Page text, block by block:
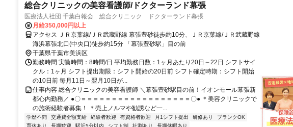
総合クリニックの美容看護師/ドクターランド幕張
医療法人社団 千葉白報会 総合クリニック ドクターランド幕張
月給350,000円以上
アクセス ＪＲ京葉線/ＪＲ武蔵野線 幕張豊砂徒歩約10分、ＪＲ京葉線/ＪＲ武蔵野線
海浜幕張北口(中央口)徒歩約15分 「幕張豊砂駅」目の前
千葉県千葉市美浜区
勤務時間 実働時間：8時間/日 平均勤務日数：1ヶ月あたり20日～22日 シフトサイ
クル：1ヶ月 シフト提出期限：シフト開始の20日前 シフト確定時期：シフト開始
の10日前 毎月11日～翌月10日が...
仕事内容 総合クリニックの美容看護師 ＼幕張豊砂駅目の前！イオンモール幕張新
都心内勤務／ ●〇＝＝＝＝＝＝＝＝＝＝＝＝＝＝＝＝＝＝〇● ＊美容クリニックで
の施術経験者募集！ ＊売上ノルマや勧誘など一...
学歴不問 交通費全額支給 経験者歓迎 有資格者歓迎 月1シフト提出 研修あり
ブランクOK
育休あり
長期歓迎 駅近5分以内 シフト制 社割あり 長期休暇あり